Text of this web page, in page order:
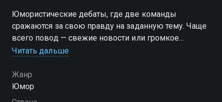
Юмористические дебаты, где две команды
сражаются за свою правду на заданную тему. Чаще
всего повод — свежие новости или громкое
событие. Здесь нет скучных споров — только
общение, которое держит зал в напряжении.
«Убойный вечер» — смотрите онлайн в хорошем
качестве.
Читать дальше
Жанр
Юмор